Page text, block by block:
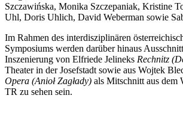
Szczawińska, Monika Szczepaniak, Kristine
Uhl, Doris Uhlich, David Weberman sowie
Im Rahmen des interdisziplinären
Symposiums werden darüber hinaus
Inszenierung von Elfriede Jelineks Rechnitz
Theater in der Josefstadt sowie aus Wojtek
Opera (Anioł Zagłady) als Mitschnitt aus dem
TR zu sehen sein.